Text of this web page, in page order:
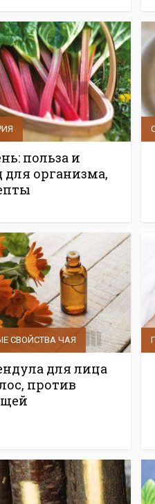
польза и
для организма,
СВОЙСТВА ЧАЯ
для лица
против